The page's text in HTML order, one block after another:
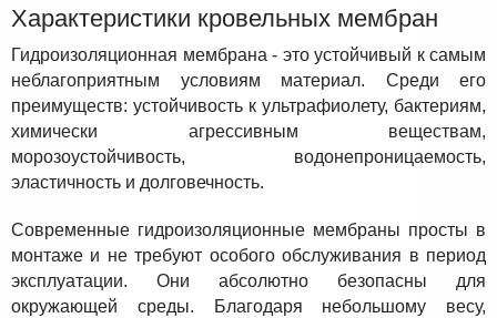
Характеристики кровельных мембран
Гидроизоляционная мембрана - это устойчивый к самым
неблагоприятным условиям материал. Среди его
преимуществ: устойчивость к ультрафиолету, бактериям,
химически агрессивным веществам,
морозоустойчивость, водонепроницаемость,
эластичность и долговечность.
Современные гидроизоляционные мембраны просты в
монтаже и не требуют особого обслуживания в период
эксплуатации. Они абсолютно безопасны для
окружающей среды. Благодаря небольшому весу,